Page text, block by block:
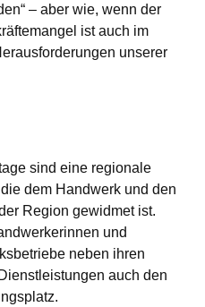
– aber wie, wenn der
ist auch im
unserer
sind eine regionale
dem Handwerk und den
Region gewidmet ist.
und
neben ihren
auch den